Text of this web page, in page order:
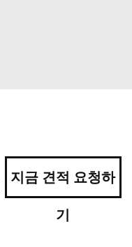
지금 견적 요청하
기